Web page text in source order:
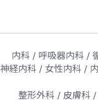
内科 / 呼吸器内科 /
神経内科 / 女性内科 /
整形外科 / 皮膚科